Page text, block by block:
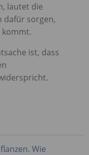
lautet die
dafür sorgen,
kommt.
ist, dass
Wie